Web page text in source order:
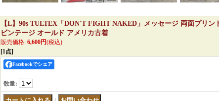
【L】90s TULTEX「DON'T FIGHT NAKED」メッセージ 両面プリン
ビンテージ オールド アメリカ古着
販売価格: 6,600円(税込)
[1点]
Facebookでシェア
数量: